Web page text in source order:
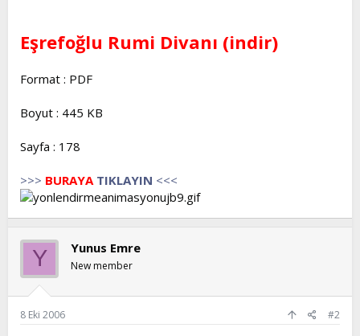
n
i
Eşrefoğlu Rumi Divanı (indir)
Format : PDF
Boyut : 445 KB
Sayfa : 178
>>> BURAYA TIKLAYIN <<<
Y Yunus Emre
New member
8 Eki 2006 #2